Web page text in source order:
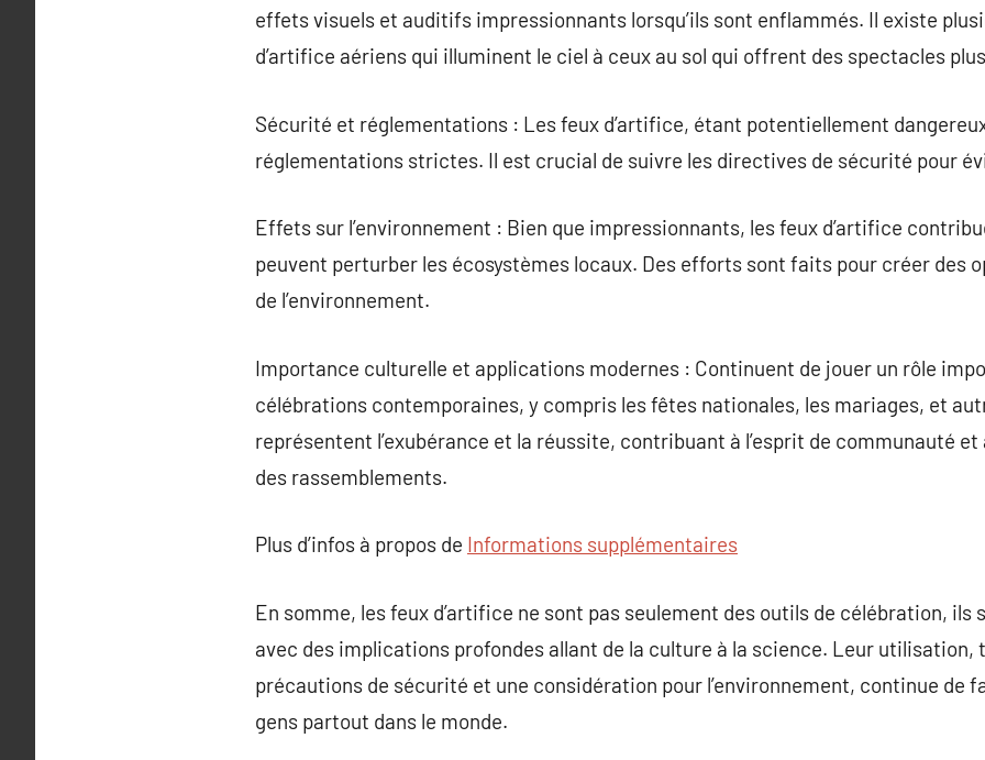
effets visuels et auditifs impressionnants lorsqu’ils sont enflammés. Il existe
d’artifice aériens qui illuminent le ciel à ceux au sol qui offrent des spectacles
Sécurité et réglementations : Les feux d’artifice, étant potentiellement
réglementations strictes. Il est crucial de suivre les directives de sécurité pour
Effets sur l’environnement : Bien que impressionnants, les feux d’artifice
peuvent perturber les écosystèmes locaux. Des efforts sont faits pour créer des
de l’environnement.
Importance culturelle et applications modernes : Continuent de jouer un rôle
célébrations contemporaines, y compris les fêtes nationales, les mariages, et
représentent l’exubérance et la réussite, contribuant à l’esprit de communauté et
des rassemblements.
Plus d’infos à propos de Informations supplémentaires
En somme, les feux d’artifice ne sont pas seulement des outils de célébration,
avec des implications profondes allant de la culture à la science. Leur utilisation,
précautions de sécurité et une considération pour l’environnement, continue de
gens partout dans le monde.